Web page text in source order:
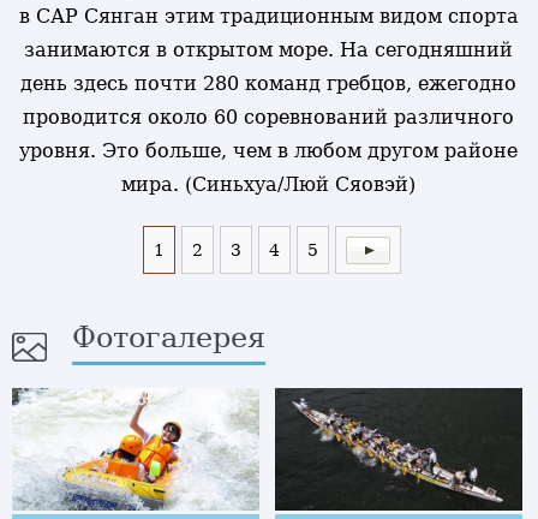
в САР Сянган этим традиционным видом спорта
занимаются в открытом море. На сегодняшний
день здесь почти 280 команд гребцов, ежегодно
проводится около 60 соревнований различного
уровня. Это больше, чем в любом другом районе
мира. (Синьхуа/Люй Сяовэй)
1 2 3 4 5
Фотогалерея